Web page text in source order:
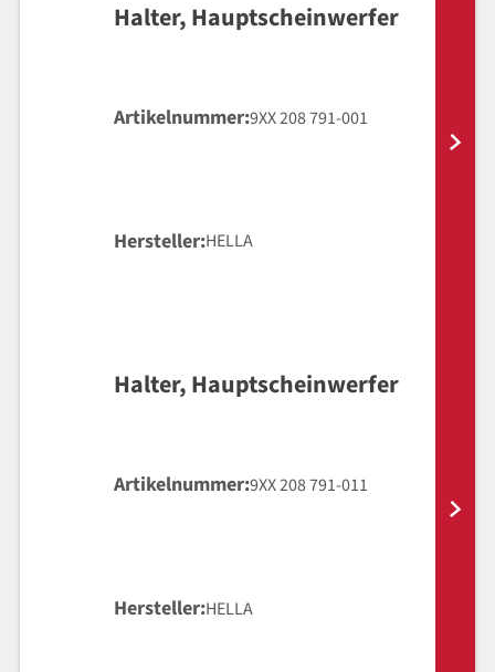
Halter, Hauptscheinwerfer
Artikelnummer 9XX 208 791-001
Hersteller HELLA
Halter, Hauptscheinwerfer
Artikelnummer 9XX 208 791-011
Hersteller HELLA